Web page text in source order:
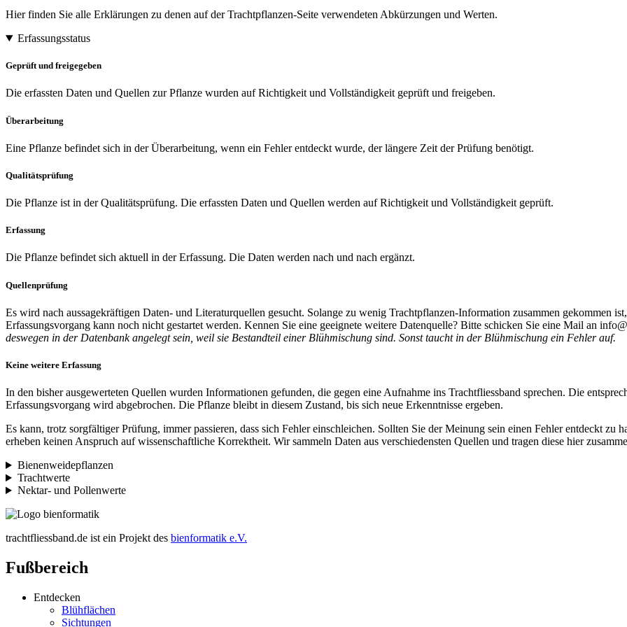
Hier finden Sie alle Erklärungen zu denen auf der Trachtpflanzen-Seite verwendeten Abkürzungen und Werten.
Erfassungsstatus
Geprüft und freigegeben
Die erfassten Daten und Quellen zur Pflanze wurden auf Richtigkeit und Vollständigkeit geprüft und freigeben.
Überarbeitung
Eine Pflanze befindet sich in der Überarbeitung, wenn ein Fehler entdeckt wurde, der längere Zeit der Prüfung benötigt.
Qualitätsprüfung
Die Pflanze ist in der Qualitätsprüfung. Die erfassten Daten und Quellen werden auf Richtigkeit und Vollständigkeit geprüft.
Erfassung
Die Pflanze befindet sich aktuell in der Erfassung. Die Daten werden nach und nach ergänzt.
Quellenprüfung
Es wird nach aussagekräftigen Daten- und Literaturquellen gesucht. Solange zu wenig Trachtpflanzen-Information zusammen gekommen
Erfassungsvorgang kann noch nicht gestartet werden. Kennen Sie eine geeignete weitere Datenquelle? Bitte schicken Sie eine Mail an
deswegen in der Datenbank angelegt sein, weil sie Bestandteil einer Blühmischung sind. Sonst taucht in der Blühmischung ein Fehler auf.
Keine weitere Erfassung
In den bisher ausgewerteten Quellen wurden Informationen gefunden, die gegen eine Aufnahme ins Trachtfliessband sprechen. Die
Erfassungsvorgang wird abgebrochen. Die Pflanze bleibt in diesem Zustand, bis sich neue Erkenntnisse ergeben.
Es kann, trotz sorgfältiger Prüfung, immer passieren, dass sich Fehler einschleichen. Sollten Sie der Meinung sein einen Fehler entdeckt zu
erheben keinen Anspruch auf wissenschaftliche Korrektheit. Wir sammeln Daten aus verschiedensten Quellen und tragen diese hier
Bienenweidepflanzen
Trachtwerte
Nektar- und Pollenwerte
trachtfliessband.de ist ein Projekt des bienformatik e.V.
Fußbereich
Entdecken
Blühflächen
Sichtungen